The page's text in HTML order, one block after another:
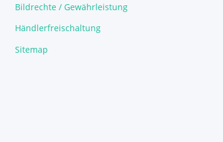
Bildrechte / Gewährleistung
Händlerfreischaltung
Sitemap